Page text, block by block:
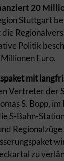
20
Stuttgart
Politik
Euro.
mit
Vertreter
S. Bopp,
S-Bahn-
zu